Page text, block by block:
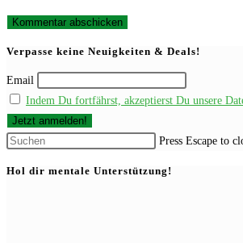
Verpasse keine Neuigkeiten & Deals!
Email
Indem Du fortfährst, akzeptierst Du unsere
Press Escape to
Hol dir mentale Unterstützung!